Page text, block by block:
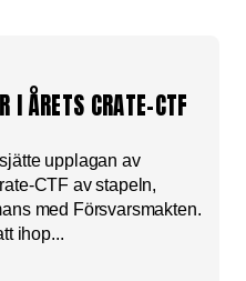
I ÅRETS CRATE-CTF
upplagan av
CTF av stapeln,
med Försvarsmakten.
ihop...